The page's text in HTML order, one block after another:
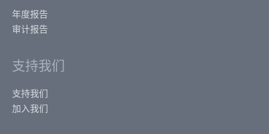
年度报告
审计报告
支持我们
支持我们
加入我们